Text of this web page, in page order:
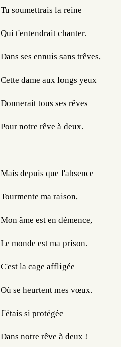
Tu soumettrais la reine
Qui t'entendrait chanter.
Dans ses ennuis sans trêves,
Cette dame aux longs yeux
Donnerait tous ses rêves
Pour notre rêve à deux.
Mais depuis que l'absence
Tourmente ma raison,
Mon âme est en démence,
Le monde est ma prison.
C'est la cage affligée
Où se heurtent mes vœux.
J'étais si protégée
Dans notre rêve à deux !